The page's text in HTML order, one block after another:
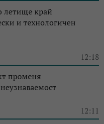
летище край
и технологичен
12:18
променя
12:11